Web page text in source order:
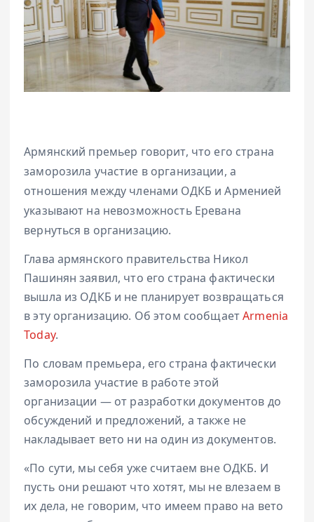
Армянский премьер говорит, что его страна
заморозила участие в организации, а
отношения между членами ОДКБ и Арменией
указывают на невозможность Еревана
вернуться в организацию.
Глава армянского правительства Никол
Пашинян заявил, что его страна фактически
вышла из ОДКБ и не планирует возвращаться
в эту организацию. Об этом сообщаетArmenia
Today.
По словам премьера, его страна фактически
заморозила участие в работе этой
организации — от разработки документов до
обсуждений и предложений, а также не
накладывает вето ни на один из документов.
«По сути, мы себя уже считаем вне ОДКБ. И
пусть они решают что хотят, мы не влезаем в
их дела, не говорим, что имеем право на вето